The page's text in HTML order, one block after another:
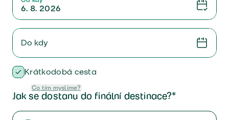
Do kdy
Krátkodobá cesta
Co tím myslíme?
Jak se dostanu do finální destinace?*